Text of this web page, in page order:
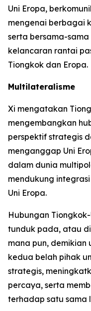
Uni Eropa,
mengenai berbagai
serta bersama-
kelancaran rantai
Tiongkok dan Eropa.
Multilateralisme
Xi mengatakan
mengembangkan
perspektif strategis
menganggap Uni
dalam dunia
mendukung
Uni Eropa.
Hubungan
tunduk pada, atau
mana pun, demikian
kedua belah pihak
strategis,
percaya, serta
terhadap satu sama